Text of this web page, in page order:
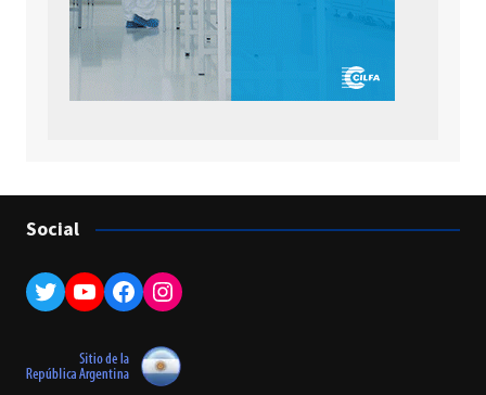
Social
Twitter
YouTube
Facebook
Instagram